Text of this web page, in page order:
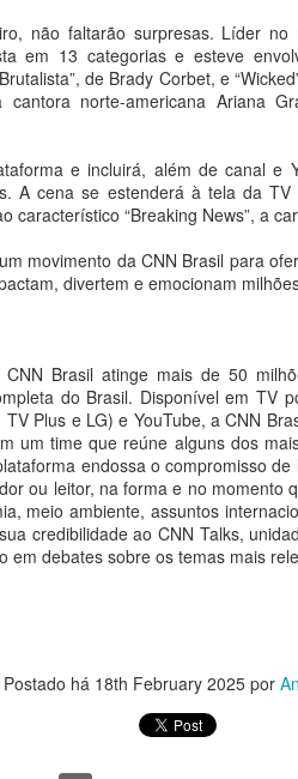
não faltarão surpresas. Líder no
em 13 categorias e esteve
de Brady Corbet, e
cantora norte-americana Ariana
e incluirá, além de canal e
A cena se estenderá à tela da
característico “Breaking News”, a
movimento da CNN Brasil para
divertem e emocionam
Brasil atinge mais de 50
do Brasil. Disponível em TV
Plus e LG) e YouTube, a CNN
um time que reúne alguns dos
endossa o compromisso
ou leitor, na forma e no momento
meio ambiente, assuntos
credibilidade ao CNN Talks,
em debates sobre os temas mais
Postado há 18th February 2025por
agosto, às 20h, o
Única, da House
Inspirada na
na técnica de
da beleza, da
formas de
fundador da
nos dias 14 e
Em agosto, a
Câmara da
se apresentará
programas
quatro sessões
parte da
em Porto Alegre, a Turnê do Prêmio
desembarca em Brasília no próximo dia
de Convenções, levando ao público uma
de Cazuza, grande homenageado da
projeto solo da artista à SP-
feira a instalação Manada, da série
tensionam a dialética entre coletivo,
que o que foi ferido deve ser
apresenta sua mais nova
Rosa (Cascavel/PR, 1981).
Homem-Aranha em parceria
e Sony Pictures
a estreia de "Homem-Aranha: Um
uma aranha, Cascão vira herói por um
ação da MSP Estúdios com a Sony
nesta última quarta-feira, 29 de julho.
da pesquisa da vacina